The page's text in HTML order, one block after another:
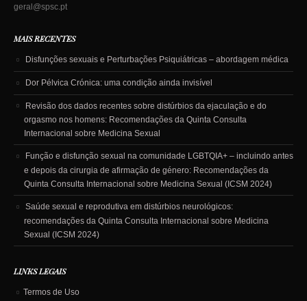
geral@spsc.pt
MAIS RECENTES
Disfunções sexuais e Perturbações Psiquiátricas – abordagem médica
Dor Pélvica Crónica: uma condição ainda invisível
Revisão dos dados recentes sobre distúrbios da ejaculação e do
orgasmo nos homens: Recomendações da Quinta Consulta
Internacional sobre Medicina Sexual
Função e disfunção sexual na comunidade LGBTQIA+ – incluindo antes
e depois da cirurgia de afirmação de género: Recomendações da
Quinta Consulta Internacional sobre Medicina Sexual (ICSM 2024)
Saúde sexual e reprodutiva em distúrbios neurológicos:
recomendações da Quinta Consulta Internacional sobre Medicina
Sexual (ICSM 2024)
LINKS LEGAIS
Termos de Uso